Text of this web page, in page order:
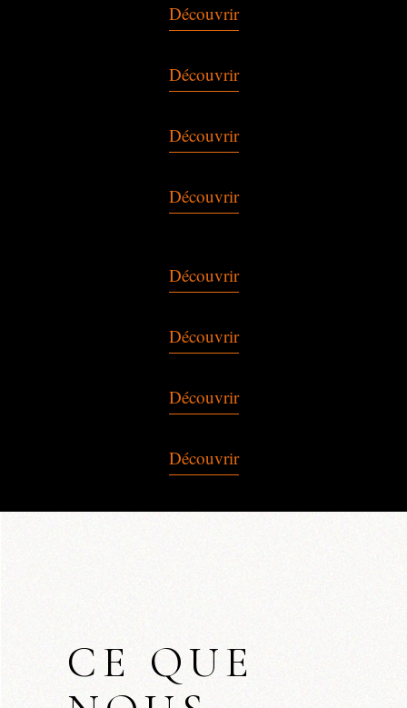
Découvrir
Découvrir
Découvrir
Découvrir
Découvrir
Découvrir
Découvrir
Découvrir
CE QUE